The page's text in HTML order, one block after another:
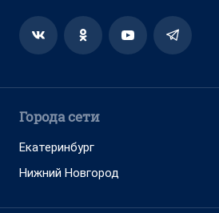
Города сети
Екатеринбург
Нижний Новгород